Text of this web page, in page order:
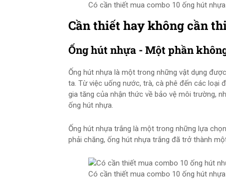
Có cần thiết mua combo 10 ống hút
Cần thiết hay không cần
Ống hút nhựa - Một phần
Ống hút nhựa là một trong những vật dụng
ta. Từ việc uống nước, trà, cà phê đến các loại
gia tăng của nhận thức về bảo vệ môi trường,
ống hút nhựa.
Ống hút nhựa trắng là một trong những lựa
phải chăng, ống hút nhựa trắng đã trở thành
Có cần thiết mua combo 10 ống hút